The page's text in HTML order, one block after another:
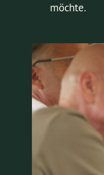
möchte.